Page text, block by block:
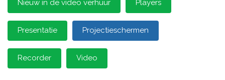
Nieuw in de video verhuur Players
Presentatie Projectieschermen
Recorder Video